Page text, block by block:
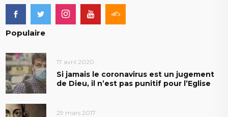
Populaire
17 avril 2020
Si jamais le coronavirus est un jugement
de Dieu, il n’est pas punitif pour l’Eglise
29 mars 2017